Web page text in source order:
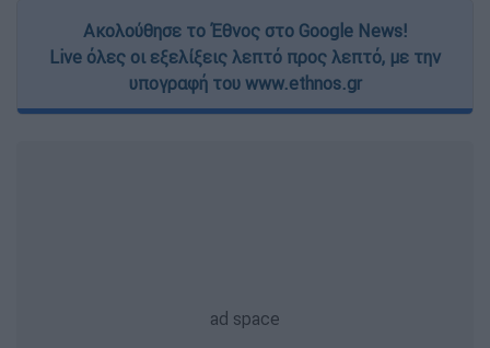
Ακολούθησε το Έθνος στο Google News!
Live όλες οι εξελίξεις λεπτό προς λεπτό, με την
υπογραφή του www.ethnos.gr